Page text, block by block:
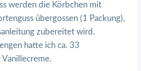
werden die Körbchen mit
übergossen (1 Packung),
zubereitet wird.
hatte ich ca. 33